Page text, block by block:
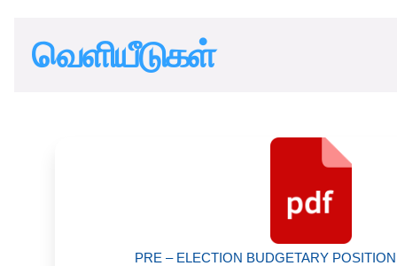
வெளியீடுகள்
PRE – ELECTION BUDGETARY